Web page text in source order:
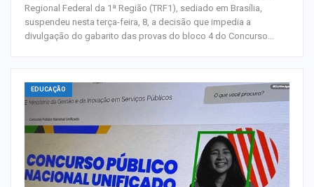
Regional Federal da 1ª Região (TRF1), sediado em Brasília,
suspendeu nesta terça-feira, 8, a decisão que impedia a
divulgação do gabarito das provas do bloco 4 do Concurso…
EDUCAÇÃO